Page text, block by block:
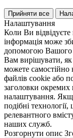
Прийняти все
Налаштування
Коли Ви відвідуєте
інформація може
допомогою Вашого
Вам вирішувати,
можете самостійно
файлів cookie або
заголовки окремих
налаштування.
подібні
релевантного
наших служб.
Розгорнути опис